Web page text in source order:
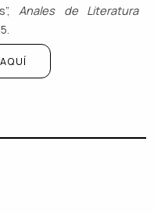
Anales de Literatura